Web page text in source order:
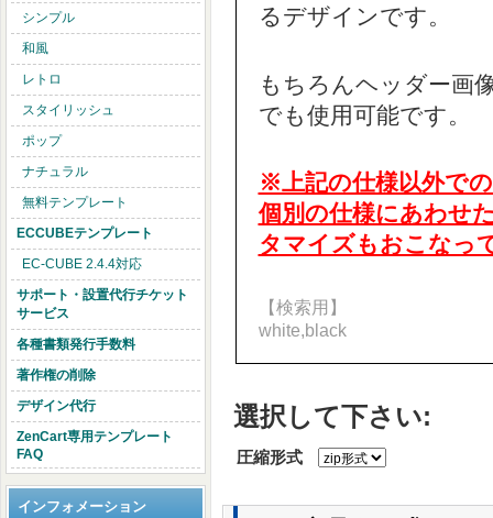
シンプル
和風
レトロ
スタイリッシュ
ポップ
ナチュラル
無料テンプレート
ECCUBEテンプレート
EC-CUBE 2.4.4対応
サポート・設置代行チケット
サービス
各種書類発行手数料
著作権の削除
デザイン代行
ZenCart専用テンプレート
FAQ
インフォメーション
るデザインです。
もちろんヘッダー画
でも使用可能です。
※上記の仕様以外で
個別の仕様にあわせ
タマイズもおこなっ
【検索用】
white,black
選択して下さい:
圧縮形式